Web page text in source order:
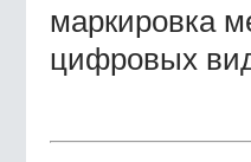
маркировка
цифровых